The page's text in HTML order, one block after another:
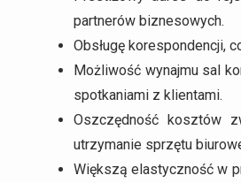
partnerów biznesowych.
Obsługę korespondencji,
Możliwość wynajmu sal
spotkaniami z klientami.
Oszczędność kosztów
utrzymanie sprzętu
Większą elastyczność w